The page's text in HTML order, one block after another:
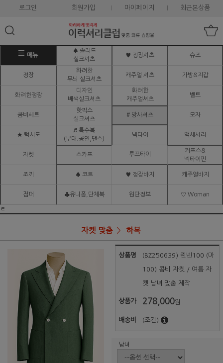
로그인 회원가입 마이페이지 최근본상품
메뉴
♠ 솔리드
실크셔츠
♥ 정장셔츠 슈즈
정장
화려한
무늬 실크셔츠
캐주얼 셔츠 가방&지갑
화려한정장
디자인
배색실크셔츠
화려한
캐주얼셔츠
벨트
콤비세트
핫픽스
실크셔츠
# 망사셔츠 모자
★ 턱시도
♬ 특수복
(무대.공연,댄스)
넥타이 액세서리
자켓 스카프 루프타이
커프스&
넥타이핀
조끼 ♠ 코트 ♥ 정장바지 캐주얼바지
점퍼 ♣유니폼,단체복 원단정보 ♡ Woman
ㅌ
자켓 맞춤 하복
상품명 (BZ250639) 린넨100 (마
100) 콤비 자켓 / 여름 자
켓 남녀 맞춤 제작
상품가 278,000원
배송비 (조건)
남녀